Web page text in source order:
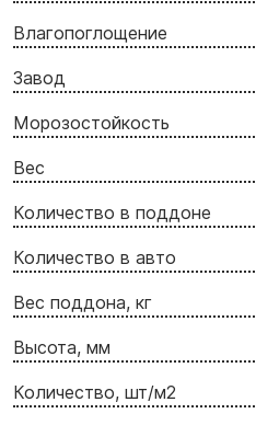
Влагопоглощение
Завод
Морозостойкость
Вес
Количество в поддоне
Количество в авто
Вес поддона, кг
Высота, мм
Количество, шт/м2